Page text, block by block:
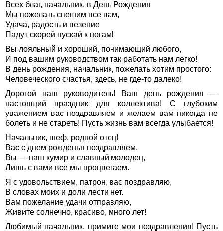
Всех благ, начальник, в День Рождения
Мы пожелать спешим все вам,
Удача, радость и везение
Падут скорей пускай к ногам!
Вы лояльный и хороший, понимающий любого,
И под вашим руководством так работать нам легко!
В день рождения, начальник, пожелать хотим простого:
Человеческого счастья, здесь, не где-то далеко!
Дорогой наш руководитель! Ваш день рождения —
настоящий праздник для коллектива! С глубоким
уважением вас поздравляем и желаем вам никогда не
болеть и не стареть! Пусть жизнь вам всегда улыбается!
Начальник, шеф, родной отец!
Вас с днем рожденья поздравляем.
Вы — наш кумир и славный молодец,
Лишь с вами все мы процветаем.
Я с удовольствием, патрон, вас поздравляю,
В словах моих и доли лести нет.
Вам пожелание удачи отправляю,
Живите солнечно, красиво, много лет!
Любимый начальник, примите мои поздравления! Пусть